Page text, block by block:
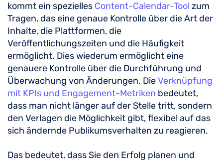
kommt ein spezielles Content-Calendar-Tool zum
Tragen, das eine genaue Kontrolle über die Art der
Inhalte, die Plattformen, die
Veröffentlichungszeiten und die Häufigkeit
ermöglicht. Dies wiederum ermöglicht eine
genauere Kontrolle über die Durchführung und
Überwachung von Änderungen. DieVerknüpfung
mit KPIs und Engagement-Metriken bedeutet,
dass man nicht länger auf der Stelle tritt, sondern
den Verlagen die Möglichkeit gibt, flexibel auf das
sich ändernde Publikumsverhalten zu reagieren.
Das bedeutet, dass Sie den Erfolg planen und